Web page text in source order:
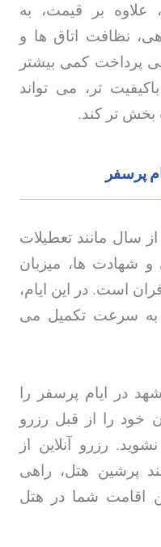
علاوه بر قیمت، به
نظافت اتاق ها و
پرداخت کمی بیشتر
تر، می تواند
بخش تر کند.
پرسفر
سال مانند تعطیلات
و شهادت ها، میزبان
است. در این ایام،
سرعت تکمیل می
در ایام پرسفر را
خود را از قبل رزرو
رزرو آنلاین از
پرشین هتل، راهی
اقامت شما در هتل